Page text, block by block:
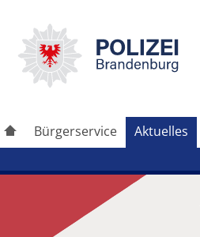
Bürgerservice Aktuelles